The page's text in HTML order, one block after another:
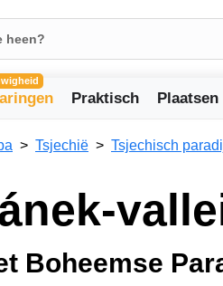
Praktisch
Tsjechië Tsjechisch
Boheemse